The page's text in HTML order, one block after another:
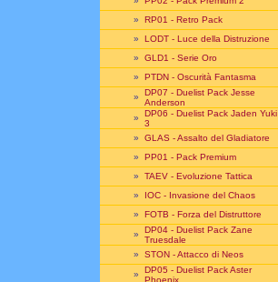
» RP01 - Retro Pack
» LODT - Luce della Distruzione
» GLD1 - Serie Oro
» PTDN - Oscurità Fantasma
» DP07 - Duelist Pack Jesse
Anderson
» DP06 - Duelist Pack Jaden Yuki
3
» GLAS - Assalto del Gladiatore
» PP01 - Pack Premium
» TAEV - Evoluzione Tattica
» IOC - Invasione del Chaos
» FOTB - Forza del Distruttore
» DP04 - Duelist Pack Zane
Truesdale
» STON - Attacco di Neos
» DP05 - Duelist Pack Aster
Phoenix